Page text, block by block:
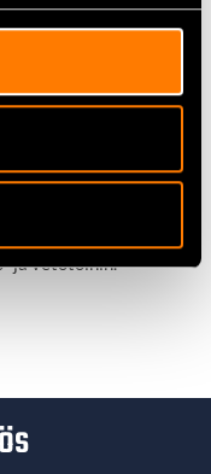
333 N
työkalu, joka täyttää
rakenne,
ja vetotöihin.